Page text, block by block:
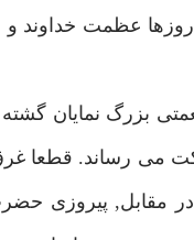
روزها عظمت
بزرگ نمايان
مى رساند. قطعا
در مقابل, پيروزى